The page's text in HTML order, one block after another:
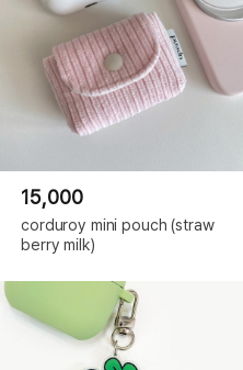
15,000
corduroy mini pouch (straw
berry milk)